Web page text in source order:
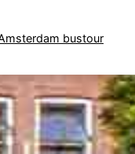
bustour